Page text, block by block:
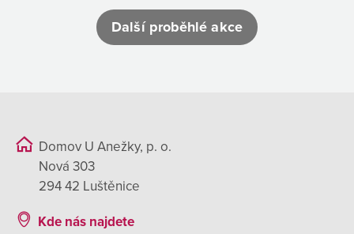
Další proběhlé akce
Domov U Anežky, p. o.
Nová 303
294 42 Luštěnice
Kde nás najdete